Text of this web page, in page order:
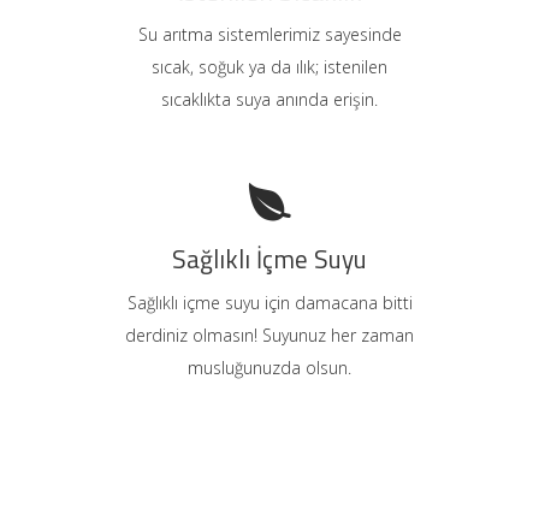
Su arıtma sistemlerimiz sayesinde
sıcak, soğuk ya da ılık; istenilen
sıcaklıkta suya anında erişin.
Sağlıklı İçme Suyu
Sağlıklı içme suyu için damacana bitti
derdiniz olmasın! Suyunuz her zaman
musluğunuzda olsun.